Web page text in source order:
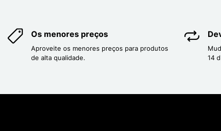
Os menores preços
Aproveite os menores preços para produtos
de alta qualidade.
14